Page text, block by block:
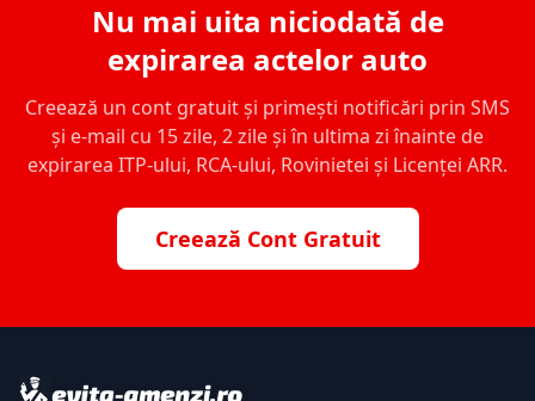
Nu mai uita niciodată de
expirarea actelor auto
Creează un cont gratuit și primești notificări prin SMS
și e-mail cu 15 zile, 2 zile și în ultima zi înainte de
expirarea ITP-ului, RCA-ului, Rovinietei și Licenței ARR.
Creează Cont Gratuit